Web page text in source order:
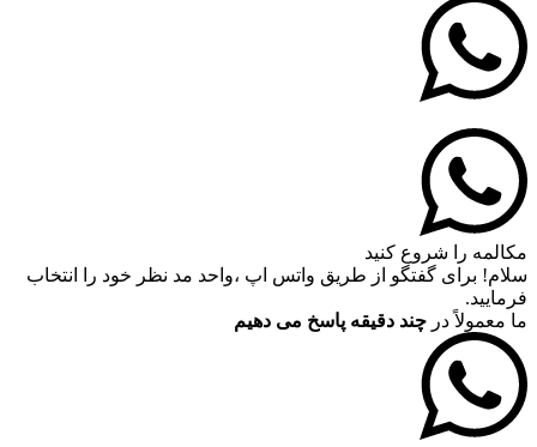
مکالمه را شروع کنید
سلام! برای گفتگو از طریق واتس اپ ،واحد مد نظر خود را انتخاب
فرمایید.
ما معمولاً در چند دقیقه پاسخ می دهیم